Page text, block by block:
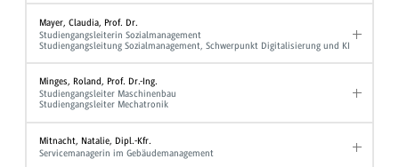
Mayer, Claudia, Prof. Dr.
Studiengangsleiterin Sozialmanagement
Studiengangsleitung Sozialmanagement, Schwerpunkt Digitalisierung und KI
Minges, Roland, Prof. Dr.-Ing.
Studiengangsleiter Maschinenbau
Studiengangsleiter Mechatronik
Mitnacht, Natalie, Dipl.-Kfr.
Servicemanagerin im Gebäudemanagement